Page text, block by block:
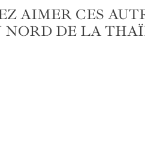
AIMER CES
NORD DE LA